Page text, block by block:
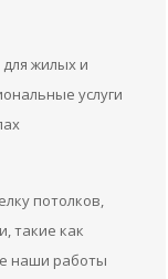
жилых и
услуги
потолков,
такие как
наши работы